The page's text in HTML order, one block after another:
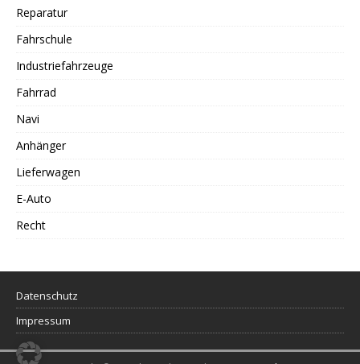
Reparatur
Fahrschule
Industriefahrzeuge
Fahrrad
Navi
Anhänger
Lieferwagen
E-Auto
Recht
Datenschutz
Impressum